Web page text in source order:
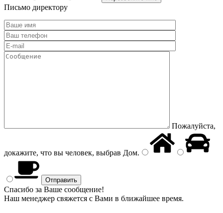
Письмо директору
Пожалуйста,
докажите, что вы человек, выбрав Дом.
Спасибо за Ваше сообщение!
Наш менеджер свяжется с Вами в ближайшее время.